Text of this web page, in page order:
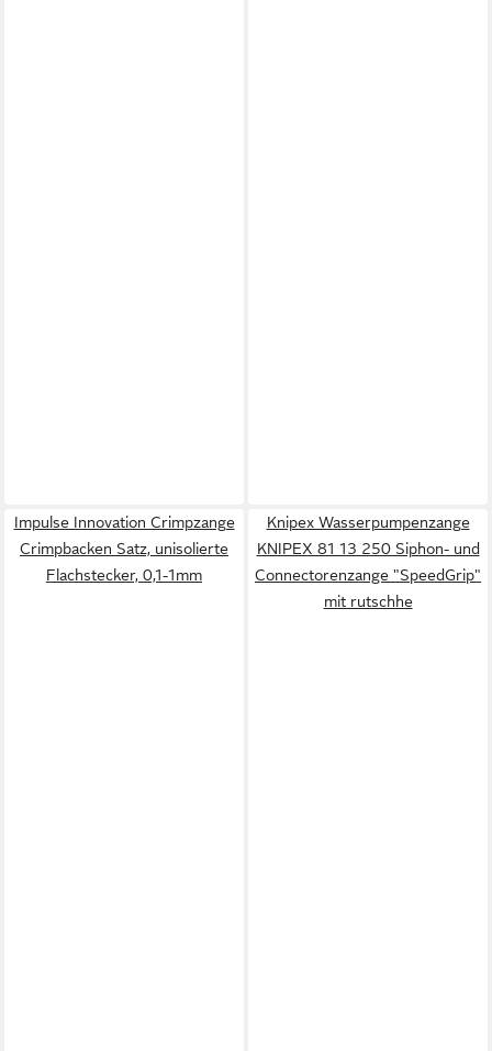
Impulse Innovation Crimpzange
Crimpbacken Satz, unisolierte
Flachstecker, 0,1-1mm
Knipex Wasserpumpenzange
KNIPEX 81 13 250 Siphon- und
Connectorenzange "SpeedGrip"
mit rutschhe